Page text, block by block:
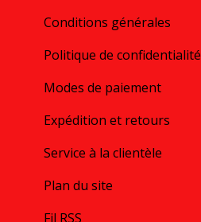
Conditions générales
Politique de confidentialité
Modes de paiement
Expédition et retours
Service à la clientèle
Plan du site
Fil RSS